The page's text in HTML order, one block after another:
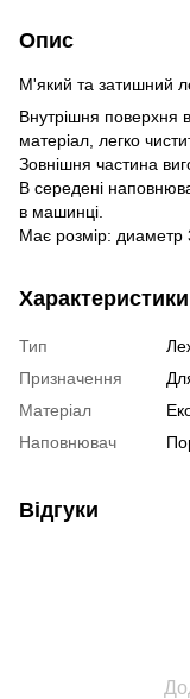
Опис
М'який та затишний
Внутрішня поверхня
матеріал, легко
Зовнішня частина
В середені
в машинці.
Має розмір: диаметр
Характеристики
Тип
Призначення
Матеріал
Наповнювач
Відгуки